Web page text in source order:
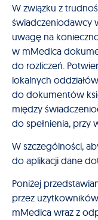
W związku z
świadczeniodawcy
uwagę na
w mMedica
do rozliczeń.
lokalnych
do dokumentów
między
do spełnienia, przy
W szczególności,
do aplikacji dane
Poniżej
przez
mMedica wraz z